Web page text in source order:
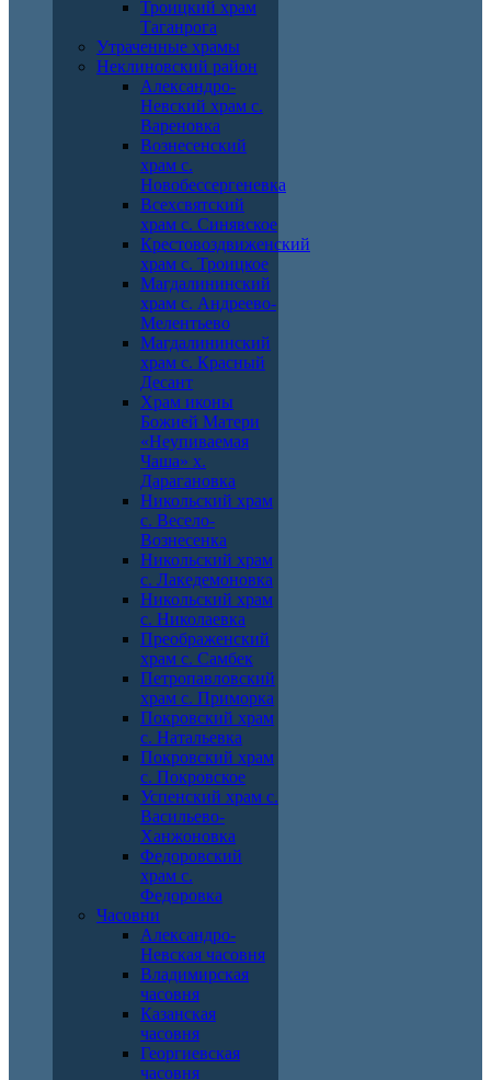
Троицкий храм
Таганрога
Утраченные храмы
Неклиновский район
Александро-
Невский храм с.
Вареновка
Вознесенский
храм с.
Новобессергеневка
Всехсвятский
храм с. Синявское
Крестовоздвиженский
храм с. Троицкое
Магдалининский
храм с. Андреево-
Мелентьево
Магдалининский
храм с. Красный
Десант
Храм иконы
Божией Матери
«Неупиваемая
Чаша» х.
Дарагановка
Никольский храм
с. Весело-
Вознесенка
Никольский храм
с. Лакедемоновка
Никольский храм
с. Николаевка
Преображенский
храм с. Самбек
Петропавловский
храм с. Приморка
Покровский храм
с. Натальевка
Покровский храм
с. Покровское
Успенский храм с.
Васильево-
Ханжоновка
Федоровский
храм с.
Федоровка
Часовни
Александро-
Невская часовня
Владимирская
часовня
Казанская
часовня
Георгиевская
часовня